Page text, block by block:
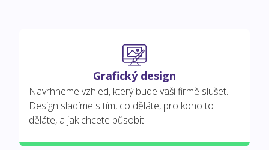
Grafický design
Navrhneme vzhled, který bude vaší firmě slušet.
Design sladíme s tím, co děláte, pro koho to
děláte, a jak chcete působit.